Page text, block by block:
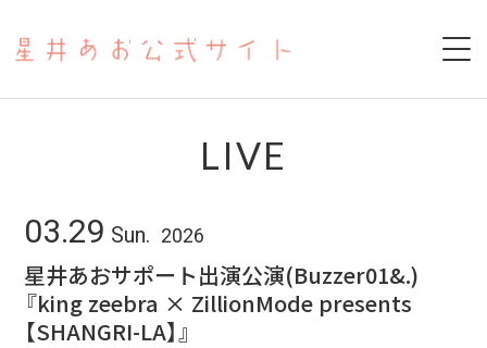
SCHEDULE
PAST LIVE
LIVE
03.29 Sun. 2026
星井あおサポート出演公演(Buzzer01&.)
『king zeebra × ZillionMode presents
【SHANGRI-LA】』